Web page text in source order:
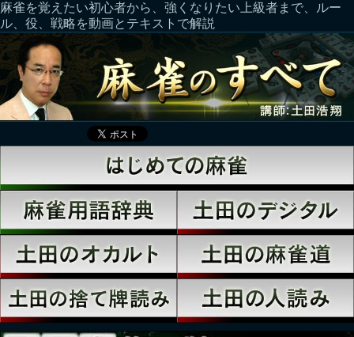
麻雀を覚えたい初心者から、強くなりたい上級者まで、ルー
ル、役、戦略を動画とテキストで解説